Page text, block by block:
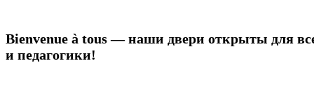
Bienvenue à tous — наши двери открыты для
и педагогики!